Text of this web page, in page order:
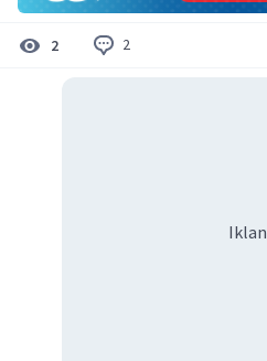
2 2
Iklan